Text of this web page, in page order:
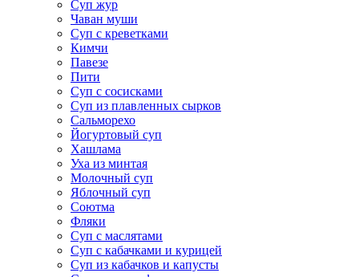
Суп жур
Чаван муши
Суп с креветками
Кимчи
Павезе
Пити
Суп с сосисками
Суп из плавленных сырков
Сальморехо
Йогуртовый суп
Хашлама
Уха из минтая
Молочный суп
Яблочный суп
Соютма
Фляки
Суп с маслятами
Суп с кабачками и курицей
Суп из кабачков и капусты